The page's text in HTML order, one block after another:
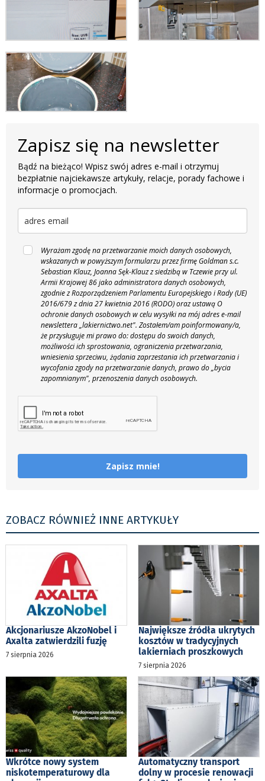
Zapisz się na newsletter
Bądź na bieżąco! Wpisz swój adres e-mail i otrzymuj
bezpłatnie najciekawsze artykuły, relacje, porady fachowe i
informacje o promocjach.
Wyrażam zgodę na przetwarzanie moich danych osobowych,
wskazanych w powyższym formularzu przez firmę Goldman s.c.
Sebastian Klauz, Joanna Sęk-Klauz z siedzibą w Tczewie przy ul.
Armii Krajowej 86 jako administratora danych osobowych,
zgodnie z Rozporządzeniem Parlamentu Europejskiego i Rady (UE)
2016/679 z dnia 27 kwietnia 2016 (RODO) oraz ustawą O
ochronie danych osobowych w celu wysyłki na mój adres e-mail
newslettera „lakiernictwo.net". Zostałem/am poinformowany/a,
że przysługuje mi prawo do: dostępu do swoich danych,
możliwości ich sprostowania, ograniczenia przetwarzania,
wniesienia sprzeciwu, żądania zaprzestania ich przetwarzania i
wycofania zgody na przetwarzanie danych, prawo do „bycia
zapomnianym", przenoszenia danych osobowych.
Zapisz mnie!
ZOBACZ RÓWNIEŻ INNE ARTYKUŁY
Akcjonariusze AkzoNobel i
Axalta zatwierdzili fuzję
7 sierpnia 2026
Największe źródła ukrytych
kosztów w tradycyjnych
lakierniach proszkowych
7 sierpnia 2026
Wkrótce nowy system
niskotemperaturowy dla
Automatyczny transport
dolny w procesie renowacji